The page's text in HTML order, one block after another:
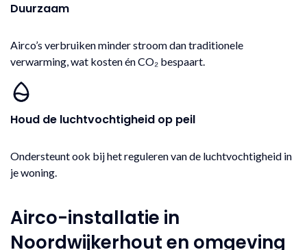
Duurzaam
Airco’s verbruiken minder stroom dan traditionele
verwarming, wat kosten én CO₂ bespaart.
Houd de luchtvochtigheid op peil
Ondersteunt ook bij het reguleren van de luchtvochtigheid in
je woning.
Airco-installatie in
Noordwijkerhout en omgeving